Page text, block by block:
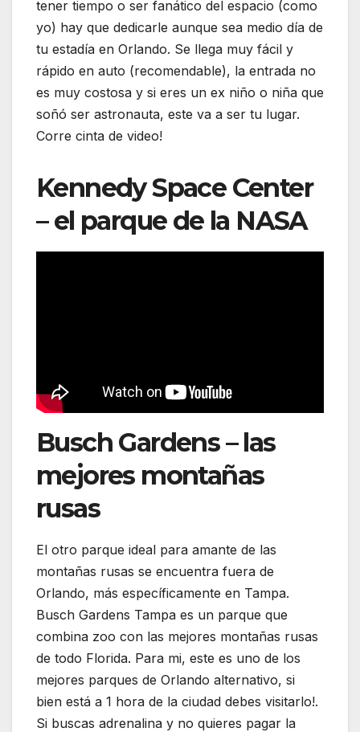
tener tiempo o ser fanático del espacio (como
yo) hay que dedicarle aunque sea medio día de
tu estadía en Orlando. Se llega muy fácil y
rápido en auto (recomendable), la entrada no
es muy costosa y si eres un ex niño o niña que
soñó ser astronauta, este va a ser tu lugar.
Corre cinta de video!
Kennedy Space Center
– el parque de la NASA
Busch Gardens – las
mejores montañas
rusas
El otro parque ideal para amante de las
montañas rusas se encuentra fuera de
Orlando, más específicamente en Tampa.
Busch Gardens Tampa es un parque que
combina zoo con las mejores montañas rusas
de todo Florida. Para mi, este es uno de los
mejores parques de Orlando alternativo, si
bien está a 1 hora de la ciudad debes visitarlo!.
Si buscas adrenalina y no quieres pagar la